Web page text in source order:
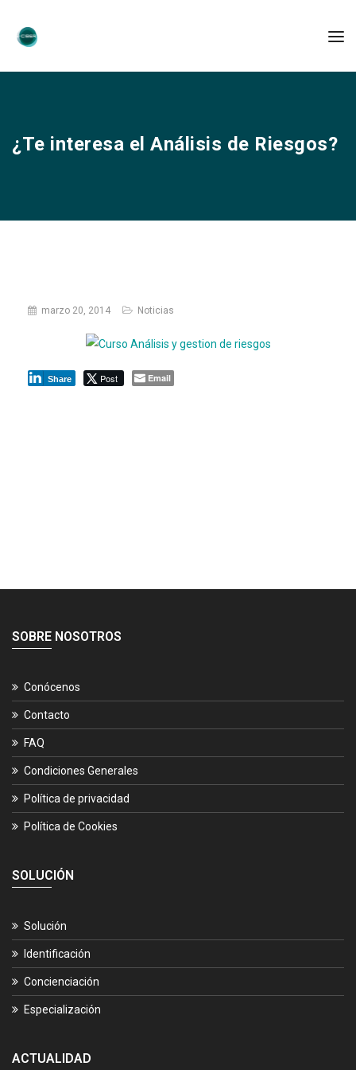
¿Te interesa el Análisis de Riesgos?
marzo 20, 2014 Noticias
Share Post Email
SOBRE NOSOTROS
Conócenos
Contacto
FAQ
Condiciones Generales
Política de privacidad
Política de Cookies
SOLUCIÓN
Solución
Identificación
Concienciación
Especialización
ACTUALIDAD